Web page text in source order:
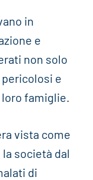
in
e
non solo
e
famiglie.
vista come
società dal
di